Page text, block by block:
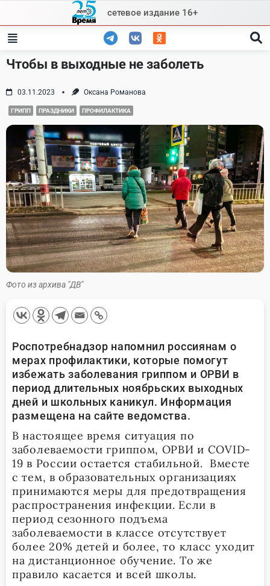
content
сетевое издание 16+
Чтобы в выходные не заболеть
03.11.2023 Оксана Романова
ГРИПП ПРАЗДНИКИ ПРОФИЛАКТИКА
Фото из архива "ДВ"
Роспотребнадзор напомнил россиянам о
мерах профилактики, которые помогут
избежать заболевания гриппом и ОРВИ в
период длительных ноябрьских выходных
дней и школьных каникул. Информация
размещена на сайте ведомства.
В настоящее время ситуация по
заболеваемости гриппом, ОРВИ и COVID-
19 в России остается стабильной. Вместе
с тем, в образовательных организациях
принимаются меры для предотвращения
распространения инфекции. Если в
период сезонного подъема
заболеваемости в классе отсутствует
более 20% детей и более, то класс уходит
на дистанционное обучение. То же
правило касается и всей школы.